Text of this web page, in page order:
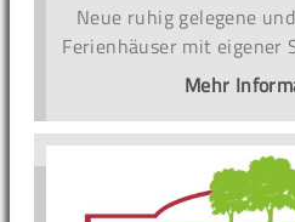
Neue ruhig gelegene
Ferienhäuser mit eigener
Mehr